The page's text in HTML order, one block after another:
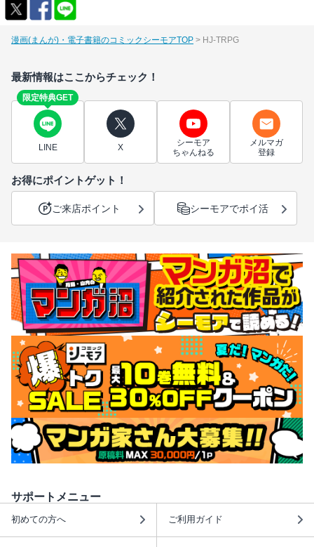
漫画(まんが)・電子書籍のコミックシーモアTOP HJ-TRPG
最新情報はここからチェック！
限定特典GET
LINE X
シーモア
ちゃんねる
メルマガ
登録
お得にポイントゲット！
ご来店ポイント シーモアでポイ活
サポートメニュー
初めての方へ ご利用ガイド